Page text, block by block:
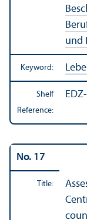
und
Keyword:
Shelf
Reference:
No. 17
Title: